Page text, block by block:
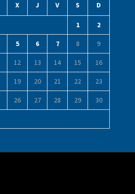
X J V S D
1 2
5 6 7 8 9
12 13 14 15 16
19 20 21 22 23
26 27 28 29 30